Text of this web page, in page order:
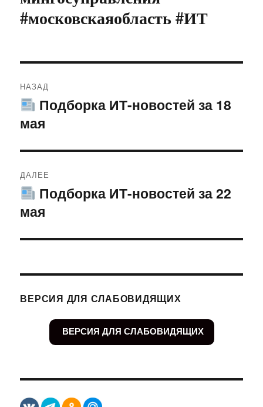
#московскаяобласть #ИТ
по
записям
НАЗАД
Предыдущая
запись:
Подборка ИТ-новостей за 18
мая
ДАЛЕЕ
Следующая
запись:
Подборка ИТ-новостей за 22
мая
ВЕРСИЯ ДЛЯ СЛАБОВИДЯЩИХ
ВЕРСИЯ ДЛЯ СЛАБОВИДЯЩИХ